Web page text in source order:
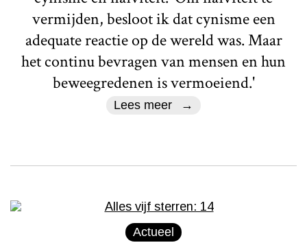
vermijden, besloot ik dat cynisme een
adequate reactie op de wereld was. Maar
het continu bevragen van mensen en hun
beweegredenen is vermoeiend.'
Lees meer
Actueel